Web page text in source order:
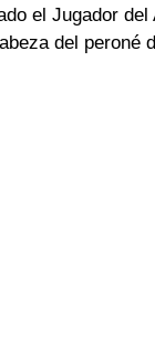
el Jugador
del peroné